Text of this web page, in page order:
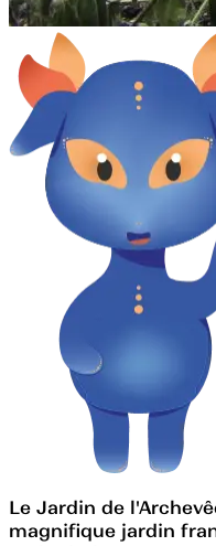
Le Jardin de
magnifique jardin